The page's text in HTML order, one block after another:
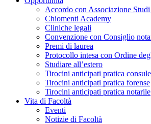
Accordo con Associazione
Chiomenti Academy
Cliniche legali
Convenzione con Consiglio
Premi di laurea
Protocollo intesa con Ordine
Studiare all’estero
Tirocini anticipati pratica
Tirocini anticipati pratica forense
Tirocini anticipati pratica notarile
Vita di Facoltà
Eventi
Notizie di Facoltà